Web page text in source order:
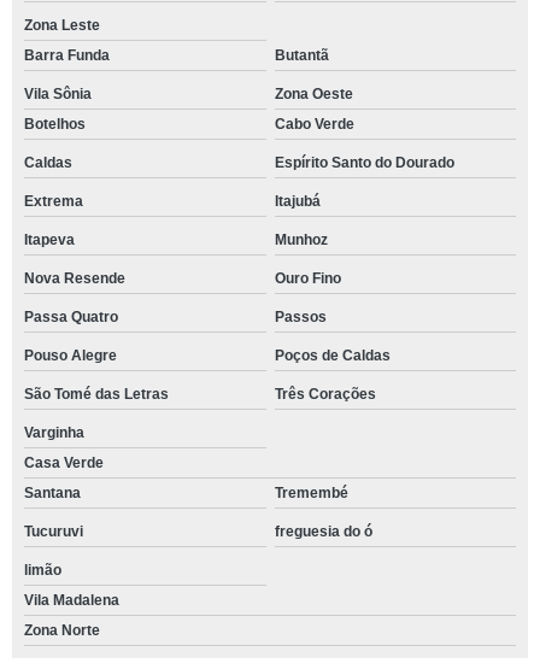
Zona Leste
Barra Funda
Butantã
Vila Sônia
Zona Oeste
Botelhos
Cabo Verde
Caldas Espírito Santo do Dourado
Extrema Itajubá
Itapeva Munhoz
Nova Resende Ouro Fino
Passa Quatro Passos
Pouso Alegre Poços de Caldas
São Tomé das Letras Três Corações
Varginha
Casa Verde
Santana
Tremembé
Tucuruvi freguesia do ó
limão
Vila Madalena
Zona Norte